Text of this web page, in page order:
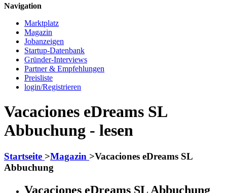
Navigation
Marktplatz
Magazin
Jobanzeigen
Startup-Datenbank
Gründer-Interviews
Partner & Empfehlungen
Preisliste
login/Registrieren
Vacaciones eDreams SL
Abbuchung - lesen
Startseite >Magazin >Vacaciones eDreams SL
Abbuchung
Vacaciones eDreams SL Abbuchung